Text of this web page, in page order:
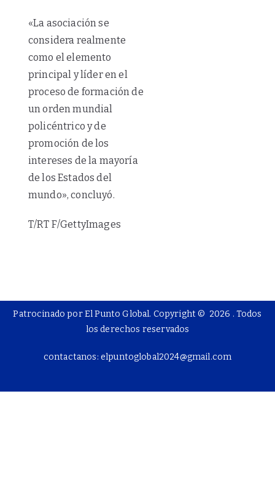
«La asociación se
considera realmente
como el elemento
principal y líder en el
proceso de formación de
un orden mundial
policéntrico y de
promoción de los
intereses de la mayoría
de los Estados del
mundo», concluyó.
T/RT F/GettyImages
Patrocinado por El Punto Global. Copyright © 2026 . Todos
los derechos reservados
contactanos: elpuntoglobal2024@gmail.com